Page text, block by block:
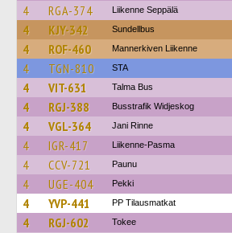
4 RGA-374 Liikenne Seppälä
4 KJY-342 Sundellbus
4 ROF-460 Mannerkiven Liikenne
4 TGN-810 STA
4 VIT-631 Talma Bus
4 RGJ-388 Busstrafik Widjeskog
4 VGL-364 Jani Rinne
4 IGR-417 Liikenne-Pasma
4 CCV-721 Paunu
4 UGE-404 Pekki
4 YVP-441 PP Tilausmatkat
4 RGJ-602 Tokee